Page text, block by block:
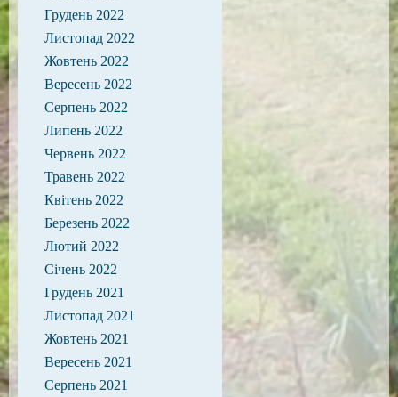
Грудень 2022
Листопад 2022
Жовтень 2022
Вересень 2022
Серпень 2022
Липень 2022
Червень 2022
Травень 2022
Квітень 2022
Березень 2022
Лютий 2022
Січень 2022
Грудень 2021
Листопад 2021
Жовтень 2021
Вересень 2021
Серпень 2021